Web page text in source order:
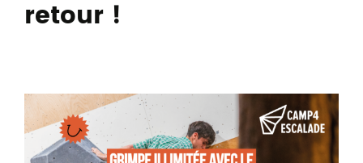
retour !